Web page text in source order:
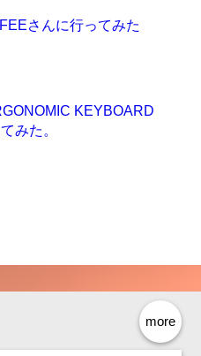
さんに行ってみた
KEYBOARD
みた。
more